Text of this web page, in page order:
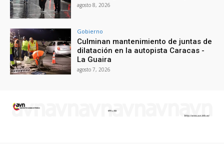
agosto 8, 2026
Gobierno
Culminan mantenimiento de juntas de
dilatación en la autopista Caracas -
La Guaira
agosto 7, 2026